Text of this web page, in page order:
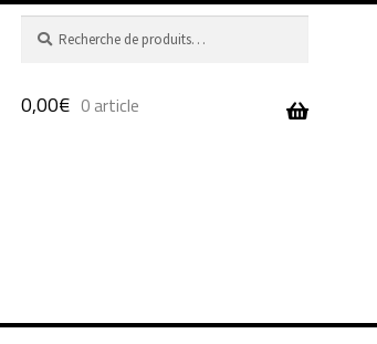
Recherche
pour :
0,00€ 0 article